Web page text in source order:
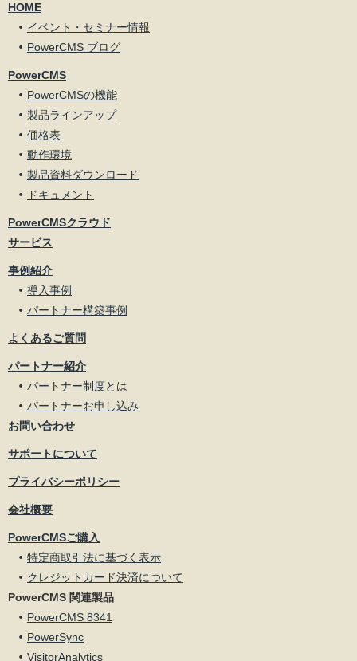
HOME
イベント・セミナー情報
PowerCMS ブログ
PowerCMS
PowerCMSの機能
製品ラインアップ
価格表
動作環境
製品資料ダウンロード
ドキュメント
PowerCMSクラウド
サービス
事例紹介
導入事例
パートナー構築事例
よくあるご質問
パートナー紹介
パートナー制度とは
パートナーお申し込み
お問い合わせ
サポートについて
プライバシーポリシー
会社概要
PowerCMSご購入
特定商取引法に基づく表示
クレジットカード決済について
PowerCMS 関連製品
PowerCMS 8341
PowerSync
VisitorAnalytics